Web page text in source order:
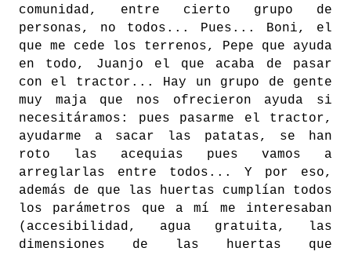
comunidad, entre cierto grupo de
personas, no todos... Pues... Boni, el
que me cede los terrenos, Pepe que ayuda
en todo, Juanjo el que acaba de pasar
con el tractor... Hay un grupo de gente
muy maja que nos ofrecieron ayuda si
necesitáramos: pues pasarme el tractor,
ayudarme a sacar las patatas, se han
roto las acequias pues vamos a
arreglarlas entre todos... Y por eso,
además de que las huertas cumplían todos
los parámetros que a mí me interesaban
(accesibilidad, agua gratuita, las
dimensiones de las huertas que